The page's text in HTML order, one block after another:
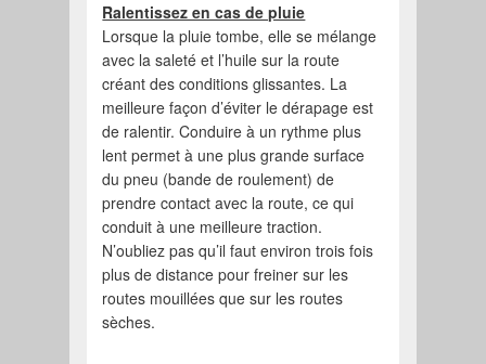
Ralentissez en cas de pluie
Lorsque la pluie tombe, elle se mélange
avec la saleté et l’huile sur la route
créant des conditions glissantes. La
meilleure façon d’éviter le dérapage est
de ralentir. Conduire à un rythme plus
lent permet à une plus grande surface
du pneu (bande de roulement) de
prendre contact avec la route, ce qui
conduit à une meilleure traction.
N’oubliez pas qu’il faut environ trois fois
plus de distance pour freiner sur les
routes mouillées que sur les routes
sèches.